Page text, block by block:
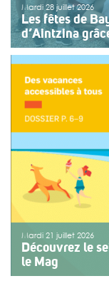
Mardi 28 juillet 2026
Les fêtes de
d’Aintzina
Une organisation
Depuis sept ans,
fêtes de
enfants ou des
ou de fragilité.
>>Lire la suite
Mardi 21 juillet 2026
Découvrez le
le Mag